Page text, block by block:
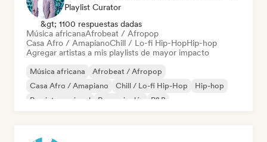
Playlist Curator
&gt; 1100 respuestas dadas
Música africanaAfrobeat / Afropop
Casa Afro / AmapianoChill / Lo-fi Hip-HopHip-hop
Agregar artistas a mis playlists de mayor impacto
Música africana
Afrobeat / Afropop
Casa Afro / Amapiano
Chill / Lo-fi Hip-Hop
Hip-hop
Rap internacional
Rap en inglés R&B